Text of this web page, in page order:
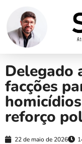
Delegado
facções
reforço
22 de maio de 2026